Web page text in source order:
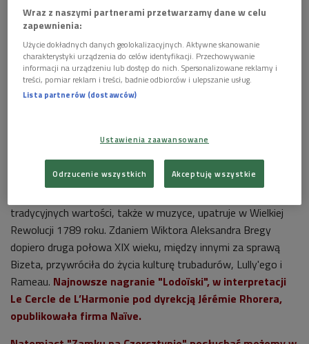
Zamek w Czorsztynie
- Nie jest to wybitne dzieło, ale dobrze, że powstało jego
pierwsze nagranie - skwitował płytę firmy Dux z operą
"Zamek na Czorsztynie" Karola Kurpińskiego Wiktor
Bzdurne libretto, muzyka napisana "po bożemu", bez błysku
geniuszu - mówi wprost. Operę tę uważa on zresztą za jeden
z wielu przejawów inwazji nienajlepszych wzorów włoskich w
tradycyjnych wartości, także w muzyce, upatruje w Wielkiej
Rewolucji 1789 roku. Zdaniem Wiktora Aleksandra Bregy
dopiero druga połowa XIX wieku, między innymi za sprawą
Bizeta, przywróciła do życia kulturę trubadurów, Lully'ego i
Rameau. Najnowsze nagranie "Lodoïski", w interpretacji
Le Cercle de L’Harmonie pod dyrekcją Jérémie Rhorera,
opublikowała firma Naïve.
Wraz z naszymi partnerami przetwarzamy dane w celu
zapewnienia:
Użycie dokładnych danych geolokalizacyjnych. Aktywne skanowanie
charakterystyki urządzenia do celów identyfikacji. Przechowywanie
informacji na urządzeniu lub dostęp do nich. Spersonalizowane reklamy i
treści, pomiar reklam i treści, badnie odbiorców i ulepszanie usług.
Lista partnerów (dostawców)
Ustawienia zaawansowane
Odrzucenie wszystkich Akceptuję wszystkie